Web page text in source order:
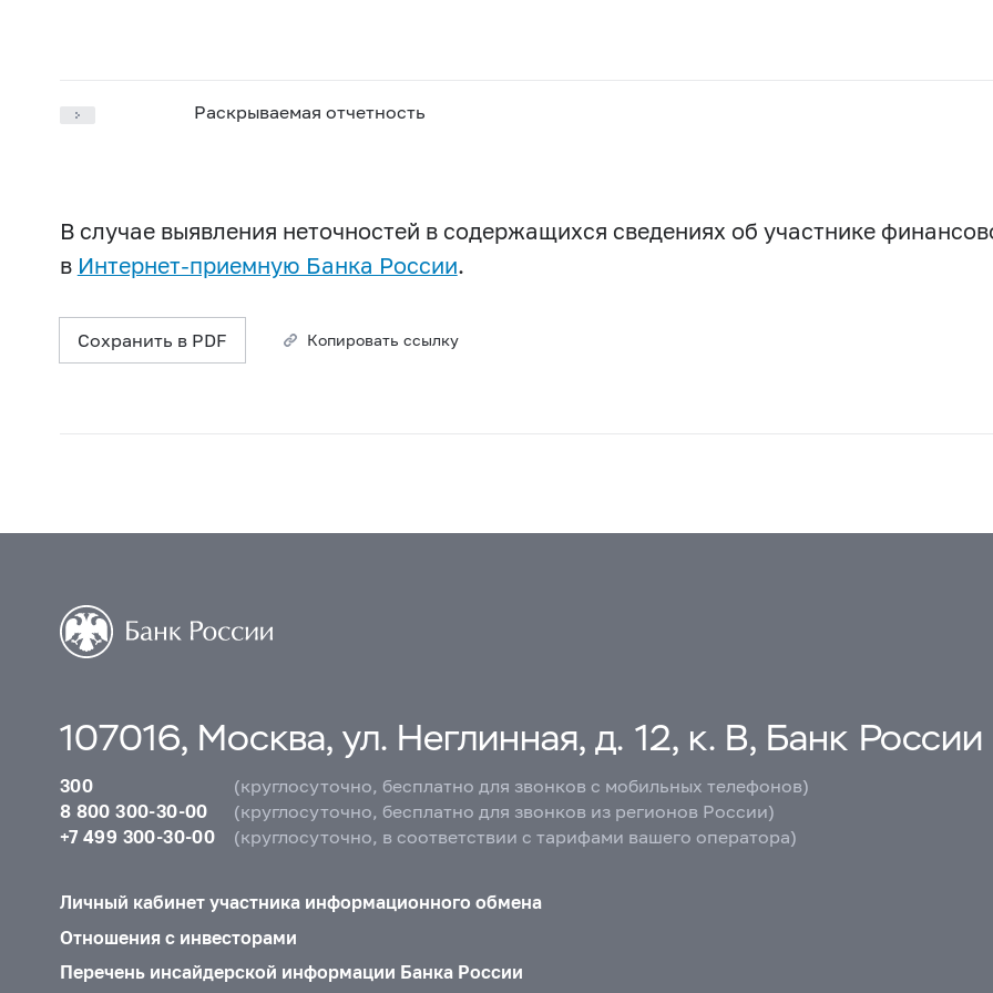
Раскрываемая отчетность
В случае выявления неточностей в содержащихся сведениях об участнике
в Интернет-приемную Банка России.
Сохранить в PDF Копировать ссылку
107016, Москва, ул. Неглинная, д. 12, к. В, Банк России
300
(круглосуточно, бесплатно для звонков с мобильных телефонов)
8 800 300-30-00
(круглосуточно, бесплатно для звонков из регионов России)
+7 499 300-30-00
(круглосуточно, в соответствии с тарифами вашего оператора)
Личный кабинет участника информационного обмена
Отношения с инвесторами
Перечень инсайдерской информации Банка России